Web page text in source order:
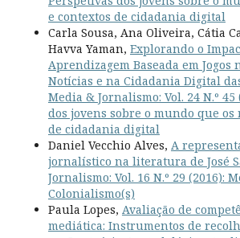
e contextos de cidadania digital
Carla Sousa, Ana Oliveira, Cátia
Havva Yaman, Explorando o
Aprendizagem Baseada em Jogos
Notícias e na Cidadania Digital
Media & Jornalismo: Vol. 24 N.º
dos jovens sobre o mundo que os
de cidadania digital
Daniel Vecchio Alves, A
jornalístico na literatura de José
Jornalismo: Vol. 16 N.º 29 (2016):
Colonialismo(s)
Paula Lopes, Avaliação de
mediática: Instrumentos de